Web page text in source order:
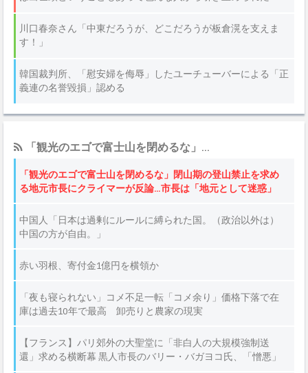
「観光のエゴで富士山を閉めるな」...
「観光のエゴで富士山を閉めるな」閉山期の登山禁止を求め
る地元市長にクライマーが反論…市長は「地元として迷惑」
中国人「日本は過剰にルールに縛られた国。（政治以外は）
中国の方が自由。」
赤い羽根、寄付金1億円を横領か
「夜も寝られない」コメ不足一転「コメ余り」価格下落で在
庫は過去10年で最高 卸売りと農家の現実
【フランス】パリ郊外の大聖堂に「非白人の大規模強制送
還」求める横断幕 黒人市長のバリー・バガヨコ氏、「憎悪」